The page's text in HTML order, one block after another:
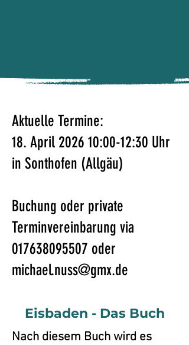
Aktuelle Termine:
18. April 2026 10:00-12:30 Uhr
in Sonthofen (Allgäu)
Buchung oder private
Terminvereinbarung via
017638095507 oder
michael.nuss@gmx.de
Eisbaden - Das Buch
Nach diesem Buch wird es